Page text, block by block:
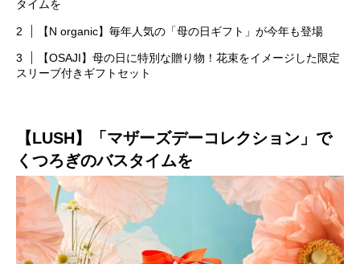
タイムを
【N organic】毎年人気の「母の日ギフト」が今年も登場
【OSAJI】母の日に特別な贈り物！花束をイメージした限定
スリーブ付きギフトセット
【LUSH】「マザーズデーコレクション」で
くつろぎのバスタイムを